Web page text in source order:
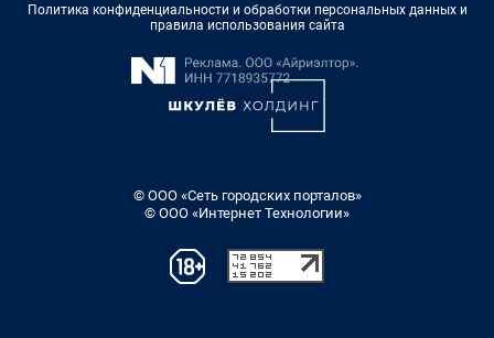
Политика конфиденциальности и обработки персональных данных и
правила использования сайта
© ООО «Сеть городских порталов»
© ООО «Интернет Технологии»